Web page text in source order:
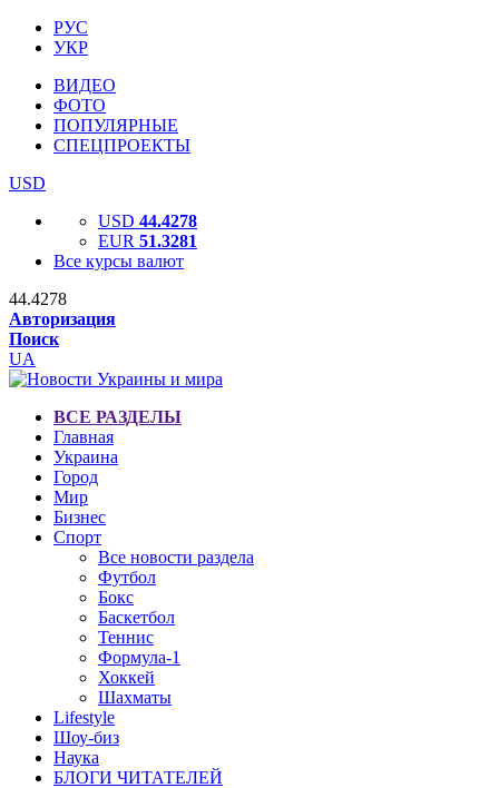
РУС
УКР
ВИДЕО
ФОТО
ПОПУЛЯРНЫЕ
СПЕЦПРОЕКТЫ
USD
USD 44.4278
EUR 51.3281
Все курсы валют
44.4278
Авторизация
Поиск
UA
ВСЕ РАЗДЕЛЫ
Главная
Украина
Город
Мир
Бизнес
Спорт
Все новости раздела
Футбол
Бокс
Баскетбол
Теннис
Формула-1
Хоккей
Шахматы
Lifestyle
Шоу-биз
Наука
БЛОГИ ЧИТАТЕЛЕЙ